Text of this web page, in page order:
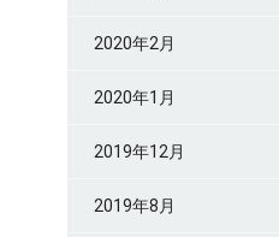
2020年2月
2020年1月
2019年12月
2019年8月